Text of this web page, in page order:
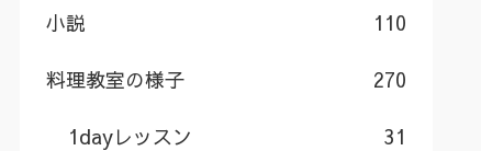
小説 110
料理教室の様子 270
1dayレッスン 31